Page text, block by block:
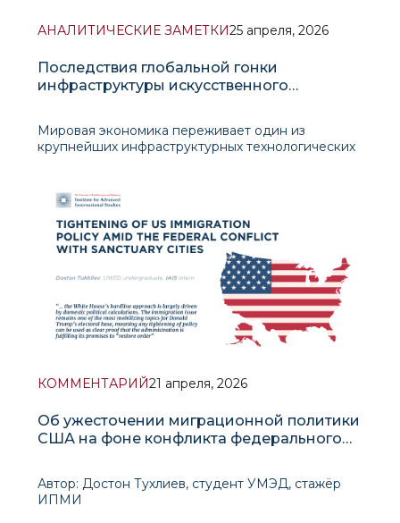
АНАЛИТИЧЕСКИЕ ЗАМЕТКИ25 апреля, 2026
Последствия глобальной гонки
инфраструктуры искусственного
Мировая экономика переживает один из
крупнейших инфраструктурных технологических
инфраструктуры искусственного интеллекта.
Глобальная экономическая архитектура вступила
в качественно новую фазу технологического
КОММЕНТАРИЙ21 апреля, 2026
Об ужесточении миграционной политики
США на фоне конфликта федерального
Автор: Достон Тухлиев, студент УМЭД, стажёр
ИПМИ